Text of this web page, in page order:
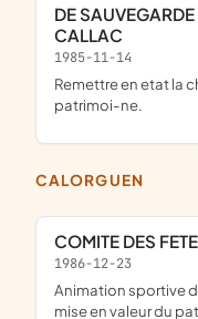
DE SAUVEGARDE DE LA CHAPELLE DE L'ISLE EN
CALLAC
1985-11-14
remettre en etat la chapelle de l'isle pour preserver le
patrimoi-ne.
CALORGUEN
COMITE DES
1986-12-23
Animation sportive des loisirs culturelle sauvegarde et
mise en valeur du